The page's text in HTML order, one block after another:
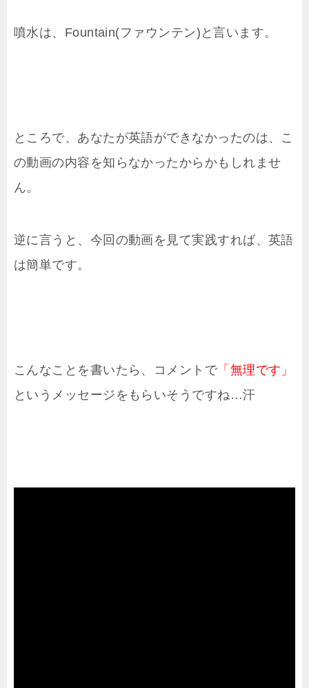
噴水は、Fountain(ファウンテン)と言います。
ところで、あなたが英語ができなかったのは、こ
の動画の内容を知らなかったからかもしれませ
ん。
逆に言うと、今回の動画を見て実践すれば、英語
は簡単です。
こんなことを書いたら、コメントで「無理です」
というメッセージをもらいそうですね…汗